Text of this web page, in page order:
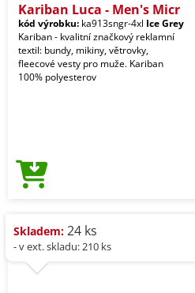
Kariban Luca - Men's Micr
kód výrobku: ka913sngr-4xl Ice Grey
Kariban - kvalitní značkový reklamní
textil: bundy, mikiny, větrovky,
fleecové vesty pro muže. Kariban
100% polyesterov
Skladem: 24 ks
- v ext. skladu: 210 ks